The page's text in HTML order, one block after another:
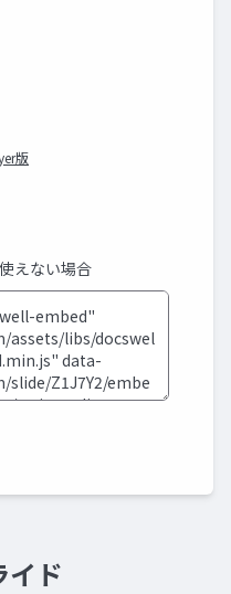
版
えない場合
イド